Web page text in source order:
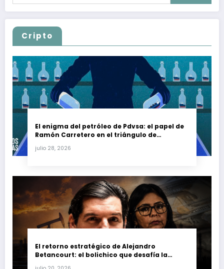
Cripto
El enigma del petróleo de Pdvsa: el papel de
Ramón Carretero en el triángulo de
julio 28, 2026
El retorno estratégico de Alejandro
Betancourt: el bolichico que desafía la